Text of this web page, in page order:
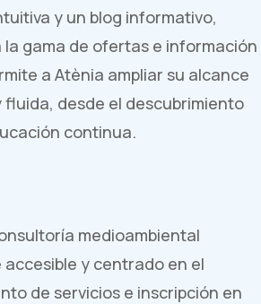
y un blog informativo,
gama de ofertas e información
a Atènia ampliar su alcance
desde el descubrimiento
continua.
medioambiental
y centrado en el
de servicios e inscripción en